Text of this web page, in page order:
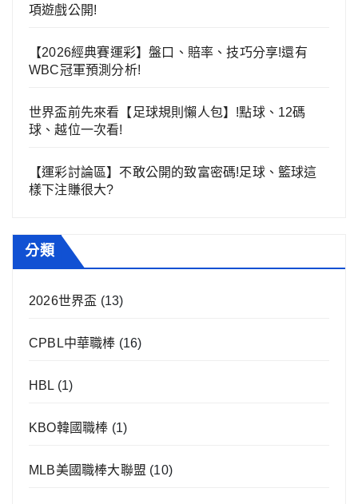
項遊戲公開!
【2026經典賽運彩】盤口、賠率、技巧分享!還有
WBC冠軍預測分析!
世界盃前先來看【足球規則懶人包】!點球、12碼
球、越位一次看!
【運彩討論區】不敢公開的致富密碼!足球、籃球這
樣下注賺很大?
分類
2026世界盃 (13)
CPBL中華職棒 (16)
HBL (1)
KBO韓國職棒 (1)
MLB美國職棒大聯盟 (10)